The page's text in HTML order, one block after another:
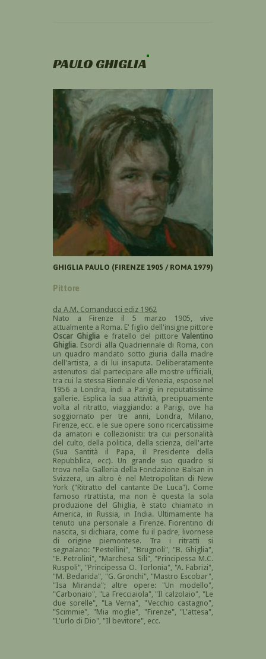
PAULO GHIGLIA
GHIGLIA PAULO (FIRENZE 1905 / ROMA 1979)
Pittore
da A.M. Comanducci ediz 1962
Nato a Firenze il 5 marzo 1905, vive
attualmente a Roma. E' figlio dell'insigne pittore
Oscar Ghiglia e fratello del pittoreValentino
Ghiglia. Esordì alla Quadriennale di Roma, con
un quadro mandato sotto giuria dalla madre
dell'artista, a di lui insaputa. Deliberatamente
astenutosi dal partecipare alle mostre ufficiali,
tra cui la stessa Biennale di Venezia, espose nel
1956 a Londra, indi a Parigi in reputatissime
gallerie. Esplica la sua attività, precipuamente
volta al ritratto, viaggiando: a Parigi, ove ha
soggiornato per tre anni, Londra, Milano,
Firenze, ecc. e le sue opere sono ricercatissime
da amatori e collezionisti: tra cui personalità
del culto, della politica, della scienza, dell'arte
(Sua Santità il Papa, il Presidente della
Repubblica, ecc). Un grande suo quadro si
trova nella Galleria della Fondazione Balsan in
Svizzera, un altro è nel Metropolitan di New
York ("Ritratto del cantante De Luca"). Come
famoso rtrattista, ma non è questa la sola
produzione del Ghiglia, è stato chiamato in
America, in Russia, in India. Ultimamente ha
tenuto una personale a Firenze. Fiorentino di
nascita, si dichiara, come fu il padre, livornese
di origine piemontese. Tra i ritratti si
segnalano: "Pestellini", "Brugnoli", "B. Ghiglia",
"E. Petrolini", "Marchesa Sili", "Principessa M.C.
Ruspoli", "Principessa O. Torlonia", "A. Fabrizi",
"M. Bedarida", "G. Gronchi", "Mastro Escobar",
"Isa Miranda"; altre opere: "Un modello",
"Carbonaio", "La Frecciaiola", "Il calzolaio", "Le
due sorelle", "La Verna", "Vecchio castagno",
"Scimmie", "Mia moglie", "Firenze", "L'attesa",
"L'urlo di Dio", "Il bevitore", ecc.